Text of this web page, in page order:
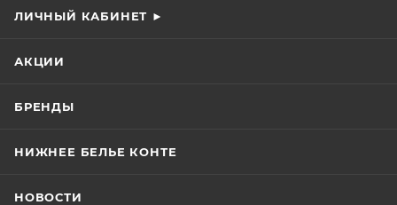
ЛИЧНЫЙ КАБИНЕТ ►
АКЦИИ
БРЕНДЫ
НИЖНЕЕ БЕЛЬЕ КОНТЕ
НОВОСТИ